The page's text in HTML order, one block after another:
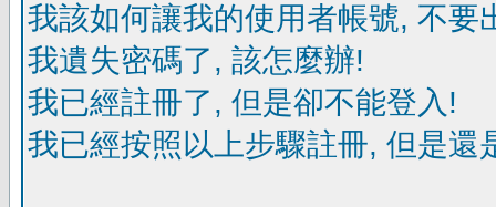
我該如何讓我的使用者帳號, 不要
我遺失密碼了, 該怎麼辦!
我已經註冊了, 但是卻不能登入!
我已經按照以上步驟註冊, 但是還